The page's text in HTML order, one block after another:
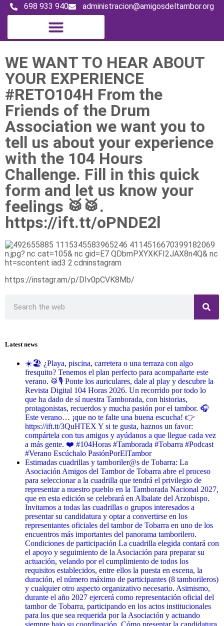
698 933 940 administracion@amigosdeltambor.org
WE WANT TO HEAR ABOUT
YOUR EXPERIENCE
#RETO104H From the
Friends of the Drum
Association we want you to
tell us about your experience
with the 104 Hours
Challenge. Fill in this quick
form and let us know your
feelings 🥁🥁.
https://ift.tt/oPNDE2l
https://instagr.am/p/DIv0pCVK8Mb/
Latest news
☀️🏖️ ¿Playa, piscina, carretera o una terraza con algo
fresquito? Tenemos el plan perfecto para acompañarte este
verano. 🥁🎙️ Ponte los auriculares, dale al play y descubre la
Revista Digital 104 Horas 2026. Un recorrido por todo lo
que ha dado de sí nuestra Tamborada, con historias,
protagonistas, recuerdos y mucha pasión por el tambor. 🎧
Este verano… ¡que no te falte una buena escucha! 👉
https://ift.tt/3QuHTEX Y si te gusta, haznos un favor:
compártela con tus amigos y ayúdanos a que llegue cada vez
a más gente. ❤️ #104Horas #Tamborada #Tobarra #Podcast
#Verano Escúchalo PasiónPorElTambor
Estimadas cuadrillas y tamboriler@s de Tobarra: La
Asociación Amigos del Tambor de Tobarra abre el proceso
para seleccionar a la cuadrilla que tendrá el privilegio de
representar a nuestro pueblo en la Tamborada Nacional 2027,
que en esta edición se celebrará en Albalate del Arzobispo.
Invitamos a todas las cuadrillas o grupos interesados a
presentar su candidatura y optar a convertirse en los
representantes oficiales del tambor de Tobarra en uno de los
encuentros más importantes del panorama tamborilero.
Condiciones de participación La cuadrilla elegida contará con
el apoyo y seguimiento de la Asociación para preparar su
actuación, velando por el cumplimiento de todos los
requisitos establecidos, entre ellos la puesta en escena, la
duración, el número máximo de participantes (8 tamborileros)
y cualquier otro aspecto organizativo necesario. Asimismo,
durante el año 2027 ejercerá como representación oficial del
tambor de Tobarra, participando en los actos institucionales
para los que sea requerida por la Asociación y actuando